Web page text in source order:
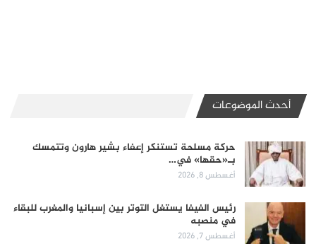
أحدث الموضوعات
حركة مسلحة تستنكر إعفاء بشير هارون وتتمسك
بـ«حقها» في…
أغسطس 8, 2026
رئيس الفيفا يستغل التوتر بين إسبانيا والمغرب للبقاء
في منصبه
أغسطس 7, 2026